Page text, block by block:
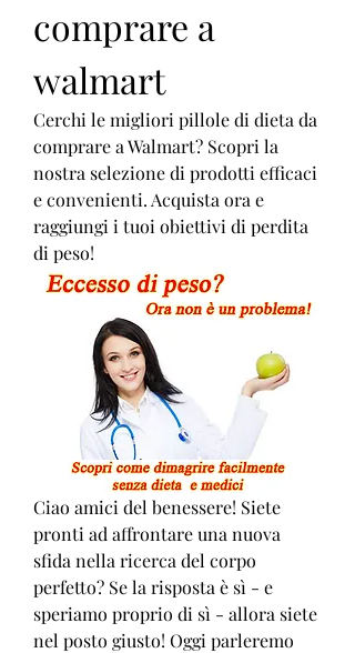
comprare a
walmart
Cerchi le migliori pillole di dieta da
comprare a Walmart? Scopri la
nostra selezione di prodotti efficaci
e convenienti. Acquista ora e
raggiungi i tuoi obiettivi di perdita
di peso!
Ciao amici del benessere! Siete
pronti ad affrontare una nuova
sfida nella ricerca del corpo
perfetto? Se la risposta è sì - e
speriamo proprio di sì - allora siete
nel posto giusto! Oggi parleremo